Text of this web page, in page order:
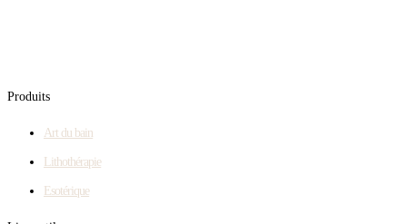
Produits
Art du bain
Lithothérapie
Esotérique